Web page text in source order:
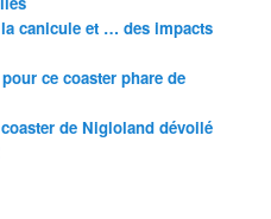
canicule et … des impacts
ce coaster phare de
de Nigloland dévoilé